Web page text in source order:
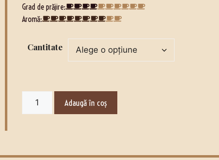
Grad de prăjire:
Aromă:
Cantitate
Adaugă în coș